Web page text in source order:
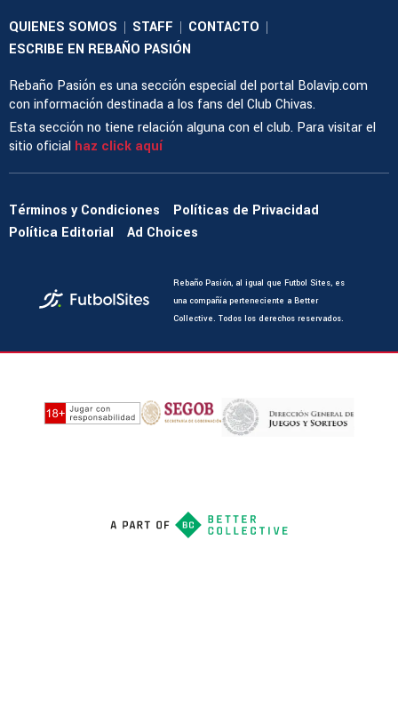
QUIENES SOMOS STAFF CONTACTO
ESCRIBE EN REBAÑO PASIÓN
Rebaño Pasión es una sección especial del portal Bolavip.com
con información destinada a los fans del Club Chivas.
Esta sección no tiene relación alguna con el club. Para visitar el
sitio oficial haz click aquí
Términos y Condiciones
Políticas de Privacidad
Política Editorial
Ad Choices
Rebaño Pasión, al igual que Futbol Sites, es
una compañía perteneciente a Better
Collective. Todos los derechos reservados.